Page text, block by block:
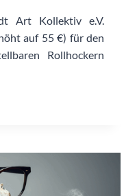
Art Kollektiv e.V.
auf 55 €) für den
Rollhockern